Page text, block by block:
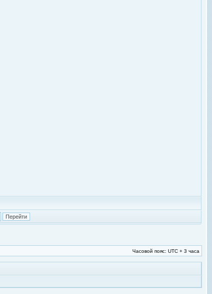
Часовой пояс: UTC + 3 часа